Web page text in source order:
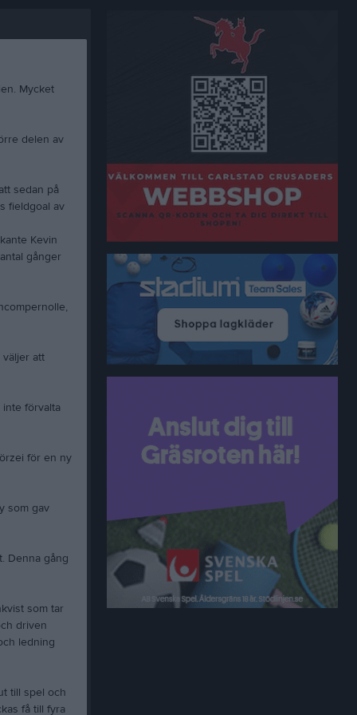
Mycket
delen av
sedan på
fieldgoal av
Kevin
gånger
väljer att
förvalta
för en ny
som gav
Denna gång
som tar
driven
ledning
till spel och
få till fyra